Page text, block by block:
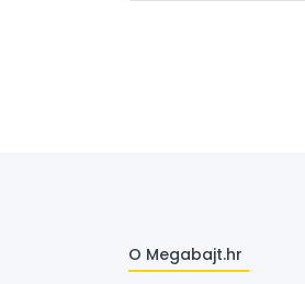
O Megabajt.hr